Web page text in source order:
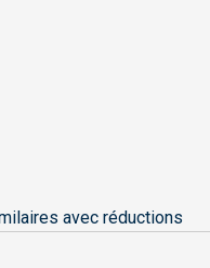
avec réductions